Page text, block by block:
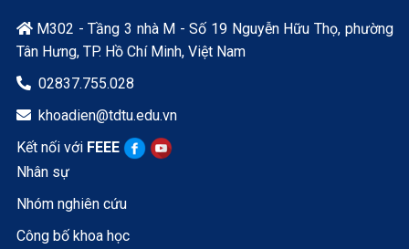
M302 - Tầng 3 nhà M - Số 19 Nguyễn Hữu Thọ, phường
Tân Hưng, TP. Hồ Chí Minh, Việt Nam
 02837.755.028
 khoadien@tdtu.edu.vn
Kết nối với FEEE
Nhân sự
Nhóm nghiên cứu
Công bố khoa học